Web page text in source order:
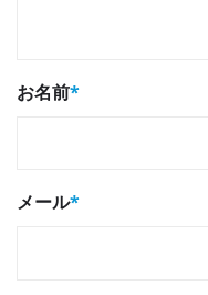
お名前*
メール*